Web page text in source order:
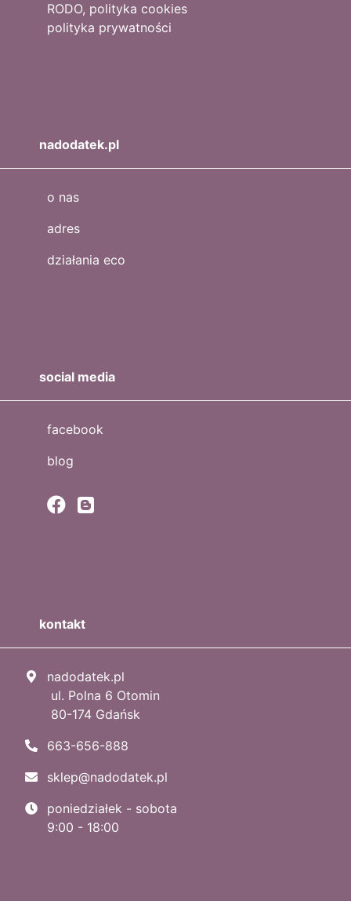
RODO, polityka cookies
polityka prywatności
nadodatek.pl
o nas
adres
działania eco
social media
facebook
blog
kontakt
nadodatek.pl
ul. Polna 6 Otomin
80-174 Gdańsk
663-656-888
sklep@nadodatek.pl
poniedziałek - sobota
9:00 - 18:00